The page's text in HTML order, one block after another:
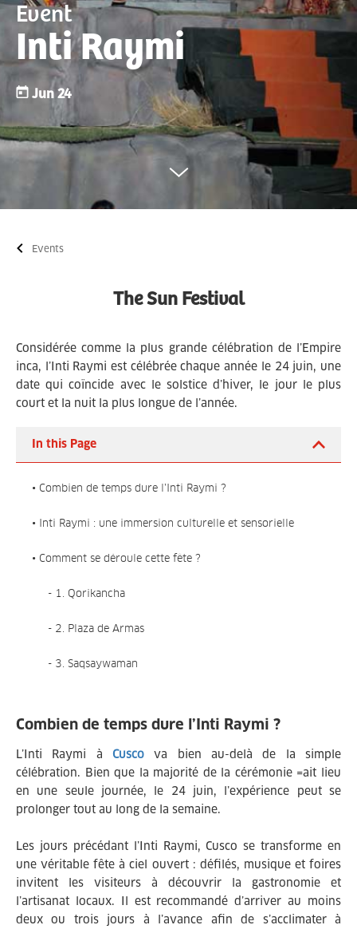
Event
Inti Raymi
Jun 24
Events
The Sun Festival
Considérée comme la plus grande célébration de l’Empire
inca, l’Inti Raymi est célébrée chaque année le 24 juin, une
date qui coïncide avec le solstice d’hiver, le jour le plus
court et la nuit la plus longue de l’année.
In this Page
• Combien de temps dure l’Inti Raymi ?
• Inti Raymi : une immersion culturelle et sensorielle
• Comment se déroule cette fête ?
- 1. Qorikancha
- 2. Plaza de Armas
- 3. Saqsaywaman
Combien de temps dure l’Inti Raymi ?
L’Inti Raymi à Cusco va bien au-delà de la simple
célébration. Bien que la majorité de la cérémonie =ait lieu
en une seule journée, le 24 juin, l’expérience peut se
prolonger tout au long de la semaine.
Les jours précédant l’Inti Raymi, Cusco se transforme en
une véritable fête à ciel ouvert : défilés, musique et foires
invitent les visiteurs à découvrir la gastronomie et
l’artisanat locaux. Il est recommandé d’arriver au moins
deux ou trois jours à l’avance afin de s’acclimater à